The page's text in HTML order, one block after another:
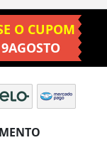
O CUPOM
9AGOSTO